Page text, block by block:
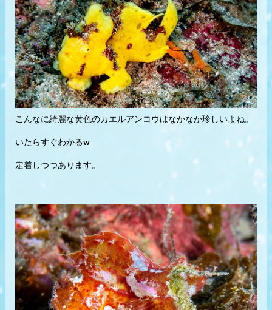
こんなに綺麗な黄色のカエルアンコウはなかなか珍しいよね。
いたらすぐわかるw
定着しつつあります。